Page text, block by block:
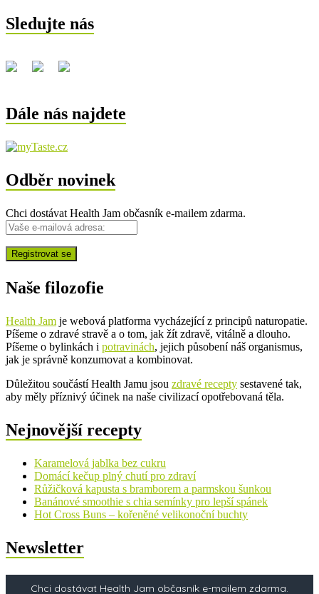
Sledujte nás
Dále nás najdete
Odběr novinek
Chci dostávat Health Jam občasník e-mailem zdarma.
Naše filozofie
Health Jam je webová platforma vycházející z principů naturopatie.
Píšeme o zdravé stravě a o tom, jak žít zdravě, vitálně a dlouho.
Píšeme o bylinkách i potravinách, jejich působení náš organismus,
jak je správně konzumovat a kombinovat.
Důležitou součástí Health Jamu jsou zdravé recepty sestavené tak,
aby měly příznivý účinek na naše civilizací opotřebovaná těla.
Nejnovější recepty
Karamelová jablka bez cukru
Domácí kečup plný chutí pro zdraví
Růžičková kapusta s bramborem a parmskou šunkou
Banánové smoothie s chia semínky pro lepší spánek
Hot Cross Buns – kořeněné velikonoční buchty
Newsletter
Chci dostávat Health Jam občasník e-mailem zdarma.